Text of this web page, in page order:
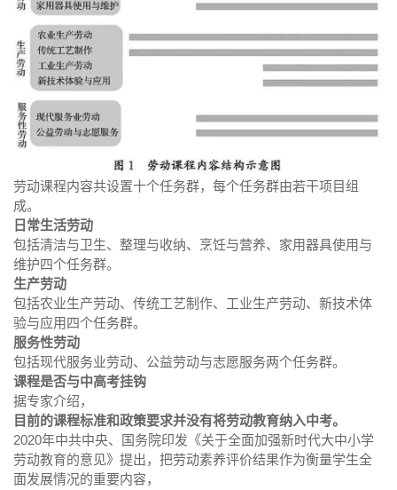
劳动课程内容共设置十个任务群，每个任务群由若干项目组
成。
日常生活劳动
包括清洁与卫生、整理与收纳、烹饪与营养、家用器具使用与
维护四个任务群。
生产劳动
包括农业生产劳动、传统工艺制作、工业生产劳动、新技术体
验与应用四个任务群。
服务性劳动
包括现代服务业劳动、公益劳动与志愿服务两个任务群。
课程是否与中高考挂钩
据专家介绍，
目前的课程标准和政策要求并没有将劳动教育纳入中考。
2020年中共中央、国务院印发《关于全面加强新时代大中小学
劳动教育的意见》提出，把劳动素养评价结果作为衡量学生全
面发展情况的重要内容，